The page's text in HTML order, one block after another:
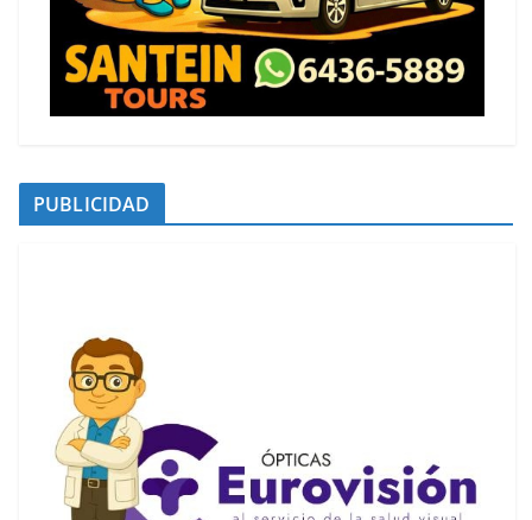
PUBLICIDAD